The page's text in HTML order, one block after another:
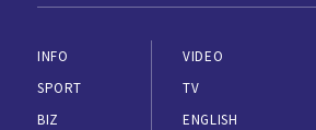
INFO
SPORT
BIZ
VIDEO
TV
ENGLISH